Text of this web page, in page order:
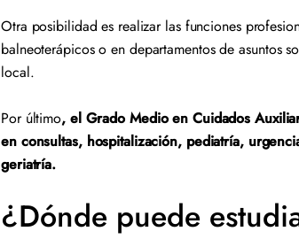
Otra posibilidad es realizar las funciones
balneoterápicos o en departamentos de asuntos
local.
Por último, el Grado Medio en Cuidados
en consultas, hospitalización, pediatría,
geriatría.
¿Dónde puede